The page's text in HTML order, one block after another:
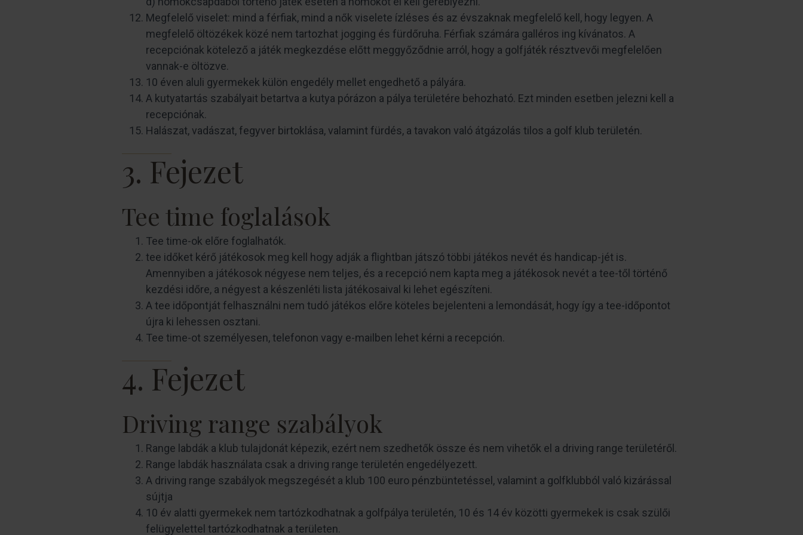
Megfelelő viselet: mind a férfiak, mind a nők viselete ízléses és az évszaknak megfelelő kell, hogy legyen. A
megfelelő öltözékek közé nem tartozhat jogging és fürdőruha. Férfiak számára galléros ing kívánatos. A
recepciónak kötelező a játék megkezdése előtt meggyőződnie arról, hogy a golfjáték résztvevői megfelelően
vannak-e öltözve.
10 éven aluli gyermekek külön engedély mellet engedhető a pályára.
A kutyatartás szabályait betartva a kutya pórázon a pálya területére behozható. Ezt minden esetben jelezni kell a
recepciónak.
Halászat, vadászat, fegyver birtoklása, valamint fürdés, a tavakon való átgázolás tilos a golf klub területén.
3. Fejezet
Tee time foglalások
Tee time-ok előre foglalhatók.
tee időket kérő játékosok meg kell hogy adják a flightban játszó többi játékos nevét és handicap-jét is.
Amennyiben a játékosok négyese nem teljes, és a recepció nem kapta meg a játékosok nevét a tee-től történő
kezdési időre, a négyest a készenléti lista játékosaival ki lehet egészíteni.
A tee időpontját felhasználni nem tudó játékos előre köteles bejelenteni a lemondását, hogy így a tee-időpontot
újra ki lehessen osztani.
Tee time-ot személyesen, telefonon vagy e-mailben lehet kérni a recepción.
4. Fejezet
Driving range szabályok
Range labdák a klub tulajdonát képezik, ezért nem szedhetők össze és nem vihetők el a driving range területéről.
Range labdák használata csak a driving range területén engedélyezett.
A driving range szabályok megszegését a klub 100 euro pénzbüntetéssel, valamint a golfklubból való kizárással
sújtja
10 év alatti gyermekek nem tartózkodhatnak a golfpálya területén, 10 és 14 év közötti gyermekek is csak szülői
felügyelettel tartózkodhatnak a területen.